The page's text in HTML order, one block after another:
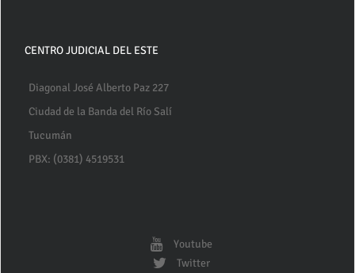
CENTRO JUDICIAL DEL ESTE
Diagonal José Alberto Paz 227
Ciudad de la Banda del Río Salí
Tucumán
PBX: (0381) 4519531
Youtube
Twitter